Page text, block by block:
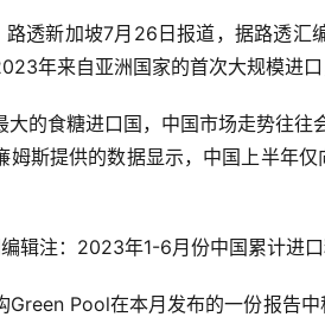
路透新加坡7月26日报道，据路透
年来自亚洲国家的首次大规模进
大的食糖进口国，中国市场走势往
姆斯提供的数据显示，中国上半年
辑注：2023年1-6月份中国累计进
Green Pool在本月发布的一份报告